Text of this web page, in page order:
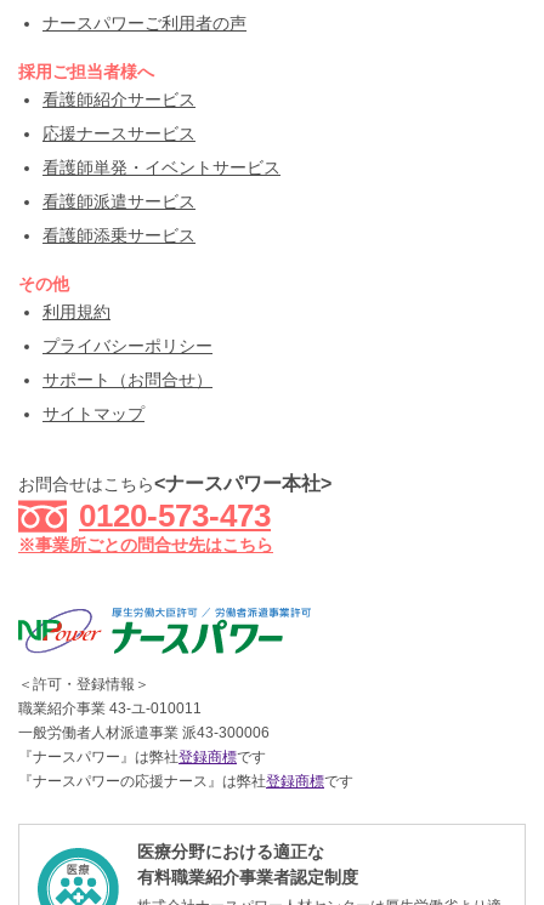
ナースパワーご利用者の声
採用ご担当者様へ
看護師紹介サービス
応援ナースサービス
看護師単発・イベントサービス
看護師派遣サービス
看護師添乗サービス
その他
利用規約
プライバシーポリシー
サポート（お問合せ）
サイトマップ
お問合せはこちら<ナースパワー本社>
0120-573-473
※事業所ごとの問合せ先はこちら
＜許可・登録情報＞
職業紹介事業 43-ユ-010011
一般労働者人材派遣事業 派43-300006
『ナースパワー』は弊社登録商標です
『ナースパワーの応援ナース』は弊社登録商標です
医療分野における適正な
有料職業紹介事業者認定制度